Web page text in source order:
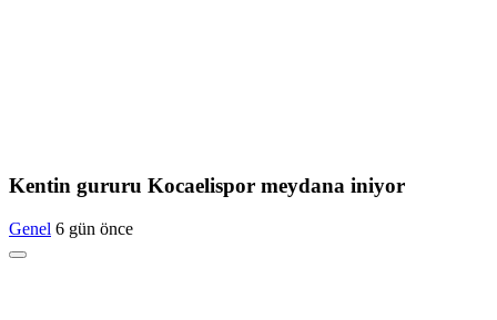
Kentin gururu Kocaelispor meydana iniyor
Genel 6 gün önce